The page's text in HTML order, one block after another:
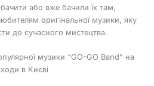
або вже бачили їх там,
оригінальної музики, яку
до сучасного мистецтва.
музики “GO-GO Band” на
в Києві